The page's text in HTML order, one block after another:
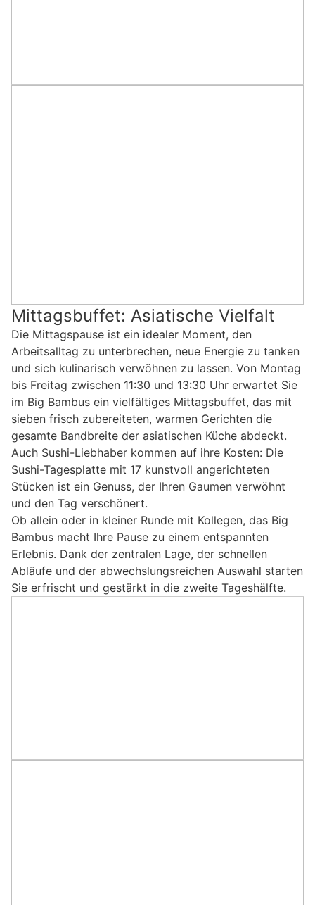
Mittagsbuffet: Asiatische Vielfalt
Die Mittagspause ist ein idealer Moment, den
Arbeitsalltag zu unterbrechen, neue Energie zu tanken
und sich kulinarisch verwöhnen zu lassen. Von Montag
bis Freitag zwischen 11:30 und 13:30 Uhr erwartet Sie
im Big Bambus ein vielfältiges Mittagsbuffet, das mit
sieben frisch zubereiteten, warmen Gerichten die
gesamte Bandbreite der asiatischen Küche abdeckt.
Auch Sushi-Liebhaber kommen auf ihre Kosten: Die
Sushi-Tagesplatte mit 17 kunstvoll angerichteten
Stücken ist ein Genuss, der Ihren Gaumen verwöhnt
und den Tag verschönert.
Ob allein oder in kleiner Runde mit Kollegen, das Big
Bambus macht Ihre Pause zu einem entspannten
Erlebnis. Dank der zentralen Lage, der schnellen
Abläufe und der abwechslungsreichen Auswahl starten
Sie erfrischt und gestärkt in die zweite Tageshälfte.